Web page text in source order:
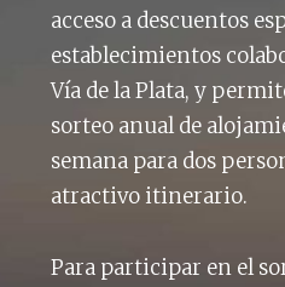
acceso a descuentos
establecimientos
Vía de la Plata, y
sorteo anual de
semana para dos
atractivo itinerario.
Para participar en el